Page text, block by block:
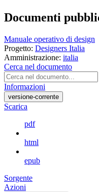
Documenti
Manuale operativo di design
Progetto: Designers Italia
Amministrazione: italia
Cerca nel documento
Informazioni
versione-corrente
Scarica
pdf
html
epub
Sorgente
Azioni